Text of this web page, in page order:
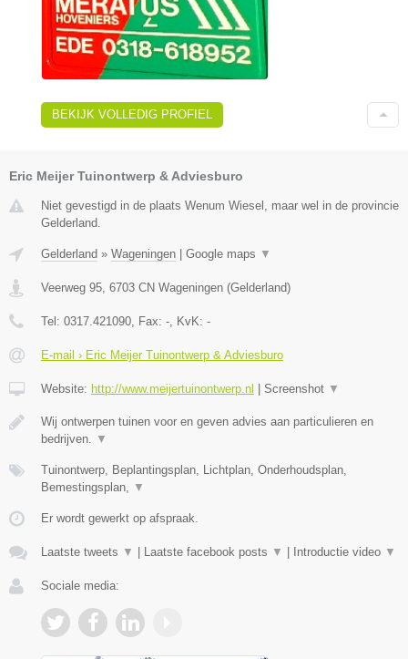
BEKIJK VOLLEDIG PROFIEL
Eric Meijer Tuinontwerp & Adviesburo
Niet gevestigd in de plaats Wenum Wiesel, maar wel in de provincie
Gelderland.
Gelderland » Wageningen Google maps ▼
Veerweg 95 6703 CN Wageningen (Gelderland)
Tel: 0317.421090 , Fax: - , KvK: -
E-mail › Eric Meijer Tuinontwerp & Adviesburo
Website: http://www.meijertuinontwerp.nl Screenshot ▼
Wij ontwerpen tuinen voor en geven advies aan particulieren en
bedrijven.
▼
Tuinontwerp, Beplantingsplan, Lichtplan, Onderhoudsplan,
Bemestingsplan,
▼
Er wordt gewerkt op afspraak.
Laatste tweets ▼ Laatste facebook posts ▼ Introductie video ▼
Sociale media: